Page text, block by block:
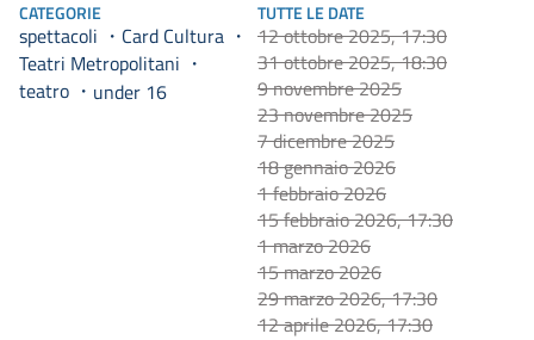
CATEGORIE
spettacoli
Card Cultura
Teatri Metropolitani
teatro
under 16
TUTTE LE DATE
12 ottobre 2025, 17:30
31 ottobre 2025, 18:30
9 novembre 2025
23 novembre 2025
7 dicembre 2025
18 gennaio 2026
1 febbraio 2026
15 febbraio 2026, 17:30
1 marzo 2026
15 marzo 2026
29 marzo 2026, 17:30
12 aprile 2026, 17:30